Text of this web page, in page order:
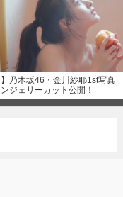
】乃木坂46・金川紗耶1st写真
ジェリーカット公開！